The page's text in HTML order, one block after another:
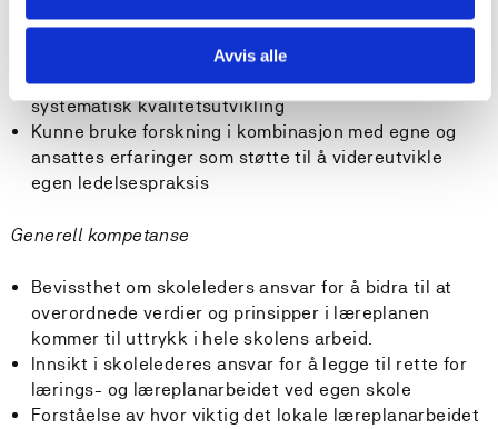
Avvis alle
Analysere ulike faser i læreplanarbeidet, og ut fra
dette legge en konkret plan for implementering
Kunne nyttiggjøre seg data om egen skole til
systematisk kvalitetsutvikling
Kunne bruke forskning i kombinasjon med egne og
ansattes erfaringer som støtte til å videreutvikle
egen ledelsespraksis
Generell kompetanse
Bevissthet om skoleleders ansvar for å bidra til at
overordnede verdier og prinsipper i læreplanen
kommer til uttrykk i hele skolens arbeid.
Innsikt i skolelederes ansvar for å legge til rette for
lærings- og læreplanarbeidet ved egen skole
Forståelse av hvor viktig det lokale læreplanarbeidet